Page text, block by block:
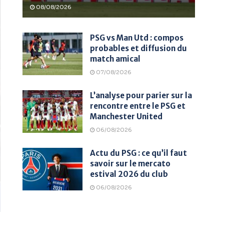
08/08/2026
PSG vs Man Utd : compos
probables et diffusion du
match amical
07/08/2026
L’analyse pour parier sur la
rencontre entre le PSG et
Manchester United
06/08/2026
Actu du PSG : ce qu’il faut
savoir sur le mercato
estival 2026 du club
06/08/2026